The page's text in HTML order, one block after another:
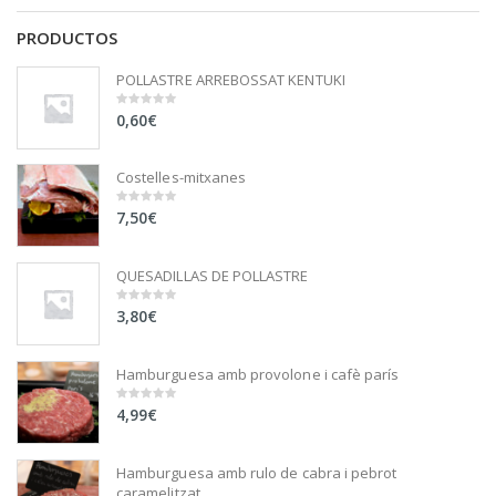
PRODUCTOS
POLLASTRE ARREBOSSAT KENTUKI
0
out
0,60€
Costelles-mitxanes
0
out
7,50€
QUESADILLAS DE POLLASTRE
0
out
3,80€
Hamburguesa amb provolone i cafè parís
0
out
4,99€
Hamburguesa amb rulo de cabra i pebrot